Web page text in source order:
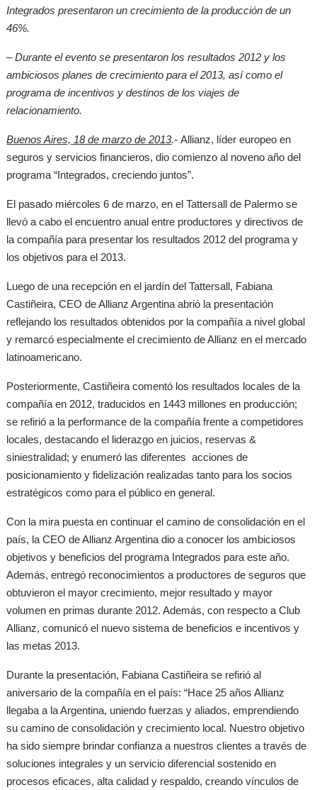
Integrados presentaron un crecimiento de la producción de un
46%.
– Durante el evento se presentaron los resultados 2012 y los
ambiciosos planes de crecimiento para el 2013, así como el
programa de incentivos y destinos de los viajes de
relacionamiento.
Buenos Aires, 18 de marzo de 2013.-Allianz, líder europeo en
seguros y servicios financieros, dio comienzo al noveno año del
programa “Integrados, creciendo juntos”.
El pasado miércoles 6 de marzo, en el Tattersall de Palermo se
llevó a cabo el encuentro anual entre productores y directivos de
la compañía para presentar los resultados 2012 del programa y
los objetivos para el 2013.
Luego de una recepción en el jardín del Tattersall, Fabiana
Castiñeira, CEO de Allianz Argentina abrió la presentación
reflejando los resultados obtenidos por la compañía a nivel global
y remarcó especialmente el crecimiento de Allianz en el mercado
latinoamericano.
Posteriormente, Castiñeira comentó los resultados locales de la
compañía en 2012, traducidos en 1443 millones en producción;
se refirió a la performance de la compañía frente a competidores
locales, destacando el liderazgo en juicios, reservas &
siniestralidad; y enumeró las diferentes acciones de
posicionamiento y fidelización realizadas tanto para los socios
estratégicos como para el público en general.
Con la mira puesta en continuar el camino de consolidación en el
país, la CEO de Allianz Argentina dio a conocer los ambiciosos
objetivos y beneficios del programa Integrados para este año.
Además, entregó reconocimientos a productores de seguros que
obtuvieron el mayor crecimiento, mejor resultado y mayor
volumen en primas durante 2012. Además, con respecto a Club
Allianz, comunicó el nuevo sistema de beneficios e incentivos y
las metas 2013.
Durante la presentación, Fabiana Castiñeira se refirió al
aniversario de la compañía en el país: “Hace 25 años Allianz
llegaba a la Argentina, uniendo fuerzas y aliados, emprendiendo
su camino de consolidación y crecimiento local. Nuestro objetivo
ha sido siempre brindar confianza a nuestros clientes a través de
soluciones integrales y un servicio diferencial sostenido en
procesos eficaces, alta calidad y respaldo, creando vínculos de